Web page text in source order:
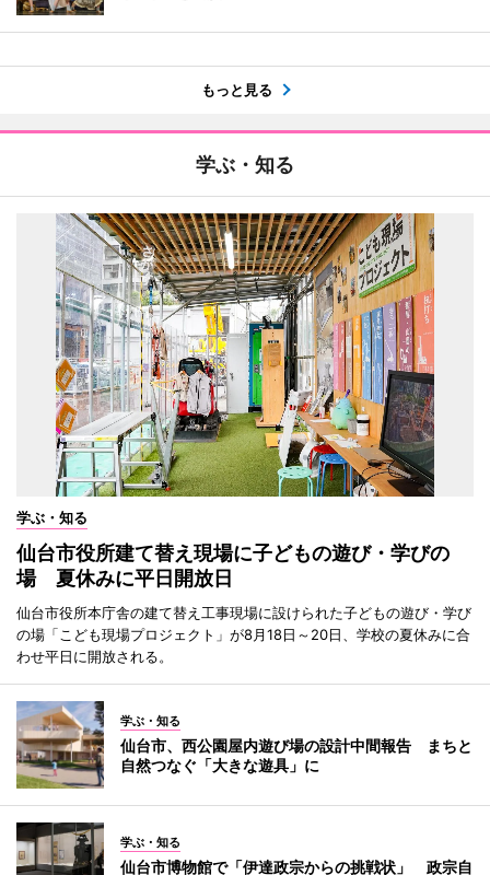
もっと見る
学ぶ・知る
学ぶ・知る
仙台市役所建て替え現場に子どもの遊び・学びの
場 夏休みに平日開放日
仙台市役所本庁舎の建て替え工事現場に設けられた子どもの遊び・学び
の場「こども現場プロジェクト」が8月18日～20日、学校の夏休みに合
わせ平日に開放される。
学ぶ・知る
仙台市、西公園屋内遊び場の設計中間報告 まちと
自然つなぐ「大きな遊具」に
学ぶ・知る
仙台市博物館で「伊達政宗からの挑戦状」 政宗自